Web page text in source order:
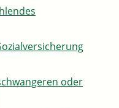
oder